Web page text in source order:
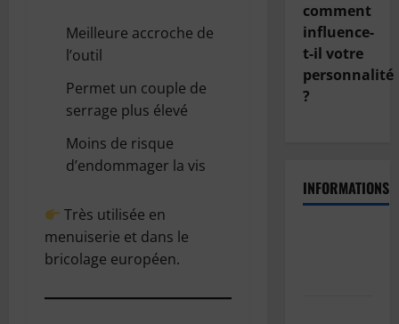
Meilleure accroche de
l’outil
Permet un couple de
serrage plus élevé
Moins de risque
d’endommager la vis
Très utilisée en
menuiserie et dans le
bricolage européen.
comment
influence-
t-il votre
personnalité
?
INFORMATIONS